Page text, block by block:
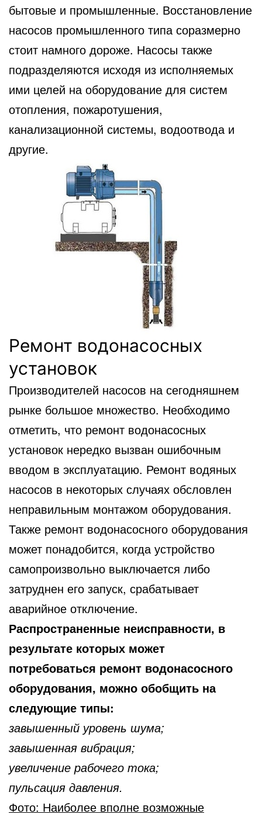
бытовые и промышленные. Восстановление
насосов промышленного типа соразмерно
стоит намного дороже. Насосы также
подразделяются исходя из исполняемых
ими целей на оборудование для систем
отопления, пожаротушения,
канализационной системы, водоотвода и
другие.
Ремонт водонасосных
установок
Производителей насосов на сегодняшнем
рынке большое множество. Необходимо
отметить, что ремонт водонасосных
установок нередко вызван ошибочным
вводом в эксплуатацию. Ремонт водяных
насосов в некоторых случаях обсловлен
неправильным монтажом оборудования.
Также ремонт водонасосного оборудования
может понадобится, когда устройство
самопроизвольно выключается либо
затруднен его запуск, срабатывает
аварийное отключение.
Распространенные неисправности, в
результате которых может
потребоваться ремонт водонасосного
оборудования, можно обобщить на
следующие типы:
завышенный уровень шума;
завышенная вибрация;
увеличение рабочего тока;
пульсация давления.
Фото: Наиболее вполне возможные